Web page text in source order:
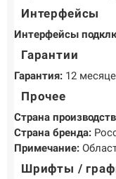
Интерфейсы
Интерфейсы
Гарантии
Гарантия: 12
Прочее
Страна
Страна бренда:
Примечание:
Шрифты /